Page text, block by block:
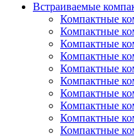
Встраиваемые
Компактные
Компактные
Компактные
Компактные
Компактные
Компактные
Компактные
Компактные
Компактные
Компактные